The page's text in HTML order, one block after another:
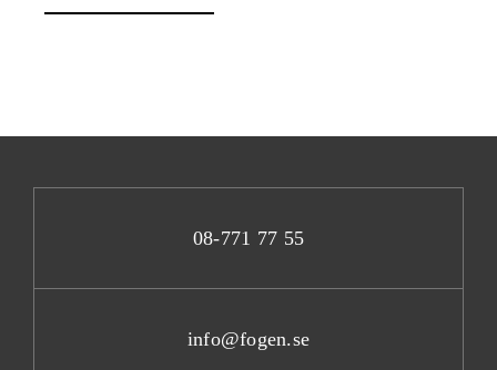
08-771 77 55
info@fogen.se